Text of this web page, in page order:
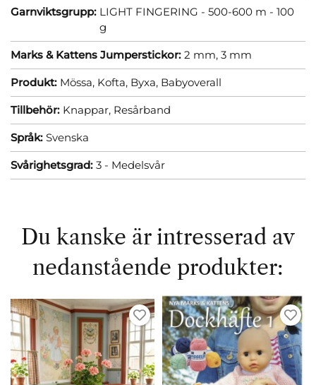
Garnviktsgrupp: LIGHT FINGERING - 500-600 m - 100
g
Marks & Kattens Jumperstickor: 2 mm, 3 mm
Produkt: Mössa, Kofta, Byxa, Babyoverall
Tillbehör: Knappar, Resårband
Språk: Svenska
Svårighetsgrad: 3 - Medelsvår
Du kanske är intresserad av
nedanstående produkter: